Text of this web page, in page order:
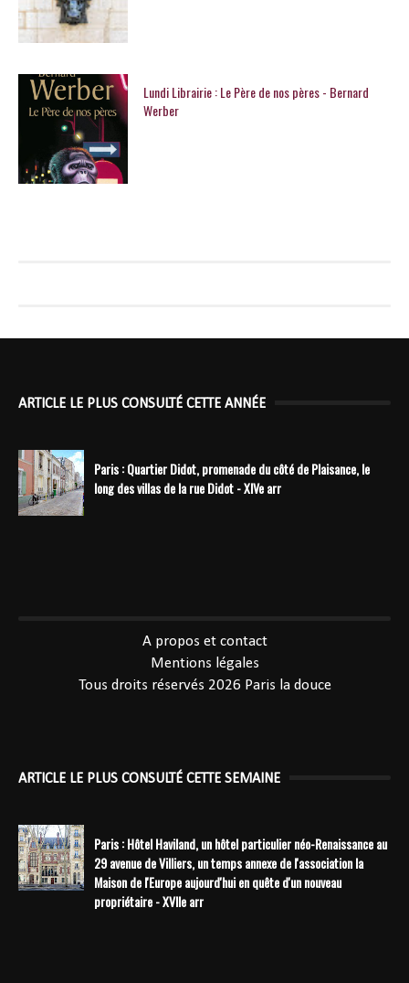
Lundi Librairie : Le Père de nos pères - Bernard
Werber
ARTICLE LE PLUS CONSULTÉ CETTE ANNÉE
Paris : Quartier Didot, promenade du côté de Plaisance, le
long des villas de la rue Didot - XIVe arr
A propos et contact
Mentions légales
Tous droits réservés 2026 Paris la douce
ARTICLE LE PLUS CONSULTÉ CETTE SEMAINE
Paris : Hôtel Haviland, un hôtel particulier néo-Renaissance au
29 avenue de Villiers, un temps annexe de l'association la
Maison de l'Europe aujourd'hui en quête d'un nouveau
propriétaire - XVIIe arr